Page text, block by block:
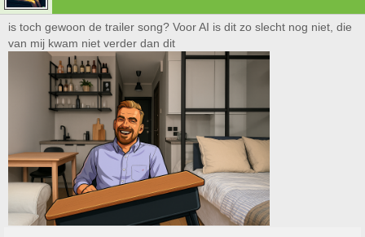
is toch gewoon de trailer song? Voor AI is dit zo slecht nog niet, die
van mij kwam niet verder dan dit